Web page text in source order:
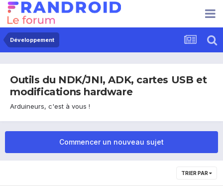
Développement
Outils du NDK/JNI, ADK, cartes USB et
modifications hardware
Arduineurs, c'est à vous !
Commencer un nouveau sujet
TRIER PAR